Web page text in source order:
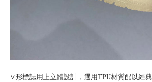
∨形標誌用上立體設計，選用TPU材質配以經